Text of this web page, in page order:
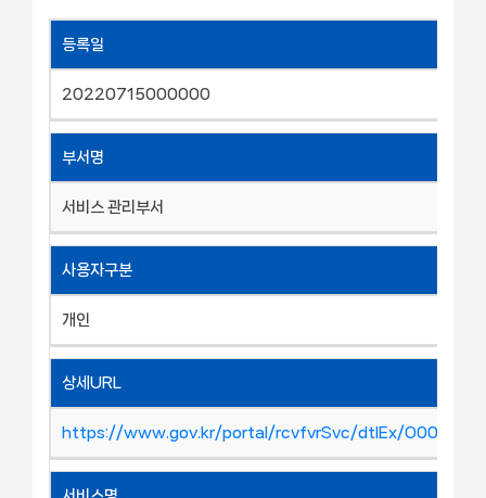
등록일
20220715000000
부서명
서비스 관리부서
사용자구분
개인
상세URL
https://www.gov.kr/portal/rcvfvrSvc/dtlEx/